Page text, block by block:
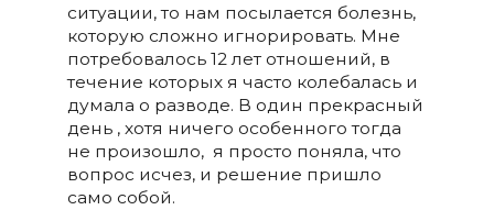
ситуации, то нам посылается болезнь,
которую сложно игнорировать. Мне
потребовалось 12 лет отношений, в
течение которых я часто колебалась и
думала о разводе. В один прекрасный
день , хотя ничего особенного тогда
не произошло, я просто поняла, что
вопрос исчез, и решение пришло
само собой.